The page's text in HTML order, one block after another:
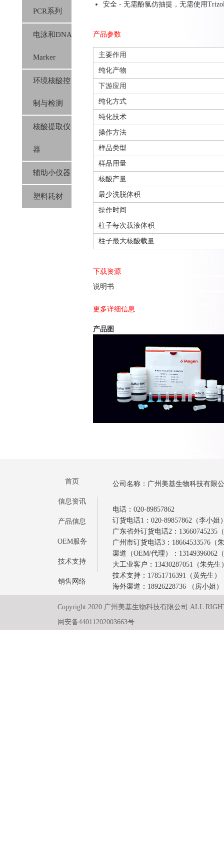
PCR系列
电泳和DNA
Marker
环境核酸控
制与检测
核酸提取仪
器
辅助小仪器
塑料耗材
安全 - 无需酚氯仿抽提，无需使用
产品参数
主要作用
纯化产物
下游应用
纯化方式
纯化技术
操作方法
样品类型
样品用量
核酸产量
最少洗脱体积
操作时间
柱子每次载液体积
柱子最大核酸载量
下载资源
说明书
更多详细信息
产品图
首页
信息资讯
产品信息
OEM服务
技术支持
销售网络
公司名称：广州美基生物科技有限
电话：020-89857862
订货电话1：020-89857862（李小姐
广东省外订货电话2：13660745235
广州市订货电话3：18664533576（
渠道（OEM/代理）：13149396062
大工业客户：13430287051（朱先生
技术支持：17851716391（黄先生）
海外渠道：18926228736 （房小姐）
Copyright 2020 广州美基生物科技有限公司 ALL
网安备44011202003663号